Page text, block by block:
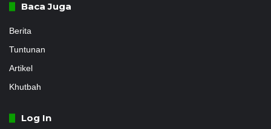
Baca Juga
Berita
Tuntunan
Artikel
Khutbah
Log In